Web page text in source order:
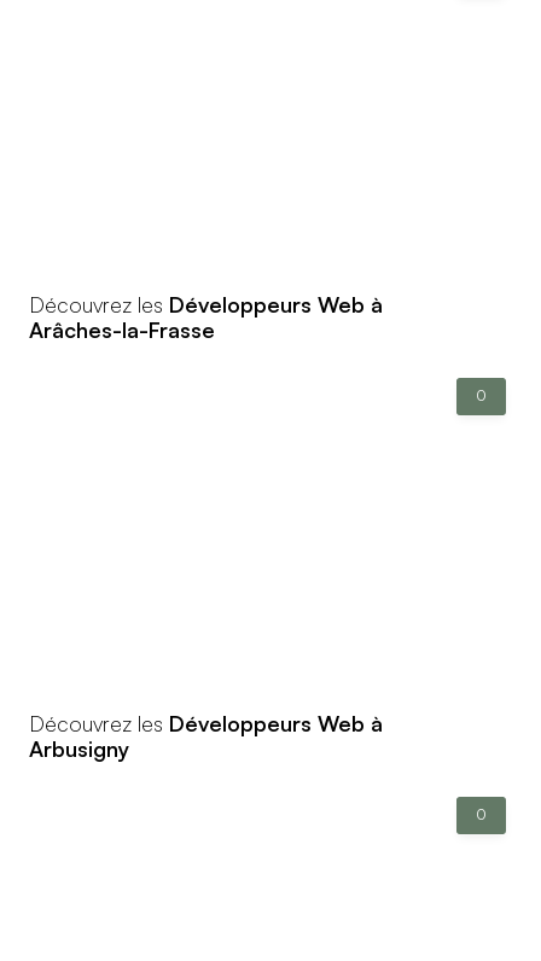
Découvrez les Développeurs Web à
Arâches-la-Frasse
0
Découvrez les Développeurs Web à
Arbusigny
0